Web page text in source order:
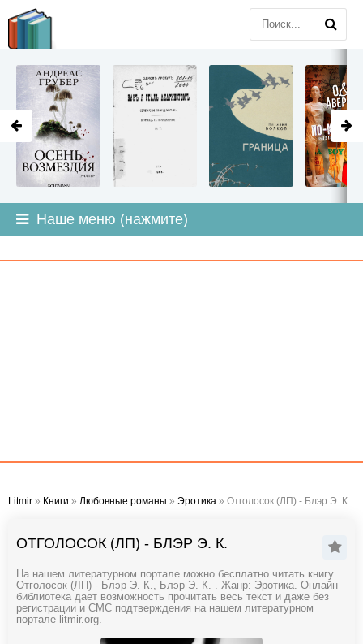
Наше меню (нажмите)
Litmir » Книги » Любовные романы » Эротика » Отголосок (ЛП) - Блэр Э. К.
ОТГОЛОСОК (ЛП) - БЛЭР Э. К.
На нашем литературном портале можно бесплатно читать книгу
Отголосок (ЛП) - Блэр Э. К., Блэр Э. К. . Жанр: Эротика. Онлайн
библиотека дает возможность прочитать весь текст и даже без
регистрации и СМС подтверждения на нашем литературном
портале litmir.org.
LITMIR.ORG